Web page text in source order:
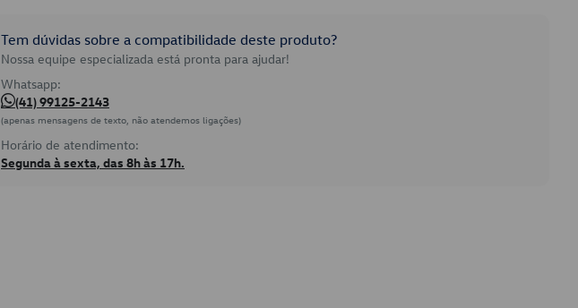
Tem dúvidas sobre a compatibilidade deste produto?
Nossa equipe especializada está pronta para ajudar!
Whatsapp:
(41) 99125-2143
(apenas mensagens de texto, não atendemos ligações)
Horário de atendimento:
Segunda à sexta, das 8h às 17h.